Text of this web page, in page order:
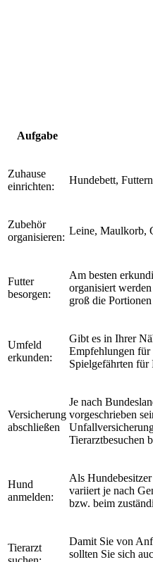
Aufgabe
Zuhause
einrichten:
Hundebett,
Zubehör
organisieren:
Leine, Maulkorb,
Futter
besorgen:
Am besten
organisiert
groß die
Umfeld
erkunden:
Gibt es in Ihrer
Empfehlungen
Spielgefährten
Versicherung
abschließen
Je nach
vorgeschrieben
Tierarztbesuchen
Hund
anmelden:
Als
variiert je nach
bzw. beim
Tierarzt
Damit Sie von
sollten Sie sich